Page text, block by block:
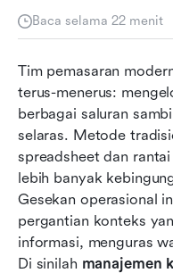
Baca selama 22 menit
Tim pemasaran
terus-menerus:
berbagai saluran
selaras. Metode
spreadsheet dan
lebih banyak
Gesekan operasional
pergantian konteks
informasi, menguras
Di sinilah manajemen
Mengapa
Manfaat
Alat manajemen
Bagaimana memilih
Anda
Proses manajemen
Kesimpulan